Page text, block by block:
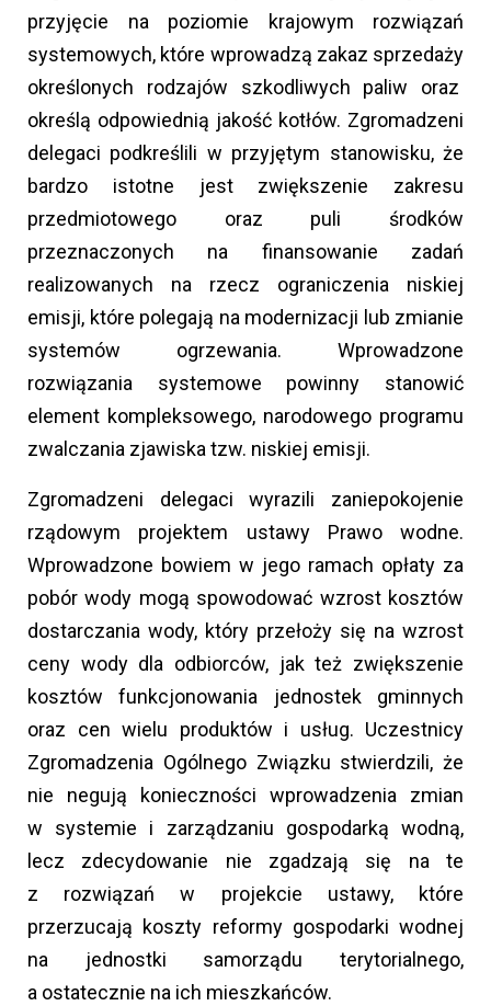
przyjęcie na poziomie krajowym rozwiązań
systemowych, które wprowadzą zakaz sprzedaży
określonych rodzajów szkodliwych paliw oraz
określą odpowiednią jakość kotłów. Zgromadzeni
delegaci podkreślili w przyjętym stanowisku, że
bardzo istotne jest zwiększenie zakresu
przedmiotowego oraz puli środków
przeznaczonych na finansowanie zadań
realizowanych na rzecz ograniczenia niskiej
emisji, które polegają na modernizacji lub zmianie
systemów ogrzewania. Wprowadzone
rozwiązania systemowe powinny stanowić
element kompleksowego, narodowego programu
zwalczania zjawiska tzw. niskiej emisji.
Zgromadzeni delegaci wyrazili zaniepokojenie
rządowym projektem ustawy Prawo wodne.
Wprowadzone bowiem w jego ramach opłaty za
pobór wody mogą spowodować wzrost kosztów
dostarczania wody, który przełoży się na wzrost
ceny wody dla odbiorców, jak też zwiększenie
kosztów funkcjonowania jednostek gminnych
oraz cen wielu produktów i usług. Uczestnicy
Zgromadzenia Ogólnego Związku stwierdzili, że
nie negują konieczności wprowadzenia zmian
w systemie i zarządzaniu gospodarką wodną,
lecz zdecydowanie nie zgadzają się na te
z rozwiązań w projekcie ustawy, które
przerzucają koszty reformy gospodarki wodnej
na jednostki samorządu terytorialnego,
a ostatecznie na ich mieszkańców.